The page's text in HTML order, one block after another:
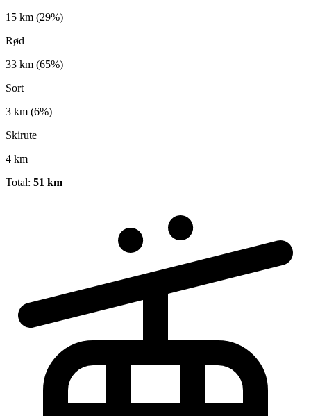
15 km (29%)
Rød
33 km (65%)
Sort
3 km (6%)
Skirute
4 km
Total: 51 km